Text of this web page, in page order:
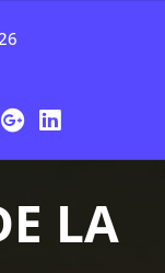
LA